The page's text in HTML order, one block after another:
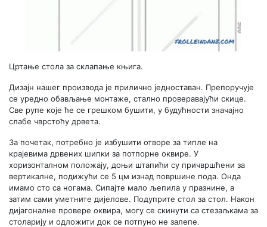
Цртање стола за склапање књига.
Дизајн нашег производа је прилично једноставан. Препоручује
се уредно обављање монтаже, стално проверавајући скице.
Све рупе које ће се грешком бушити, у будућности значајно
слабе чврстоћу дрвета.
За почетак, потребно је избушити отворе за типле на
крајевима дрвених шипки за потпорне оквире. У
хоризонталном положају, доњи штапићи су причвршћени за
вертикалне, подижући се 5 цм изнад површине пода. Онда
имамо сто са ногама. Сипајте мало љепила у празнине, а
затим сами уметните дијелове. Подуприте стол за стол. Након
дијагоналне провере оквира, могу се скинути са стезаљкама за
столарију и одложити док се потпуно не залепе.